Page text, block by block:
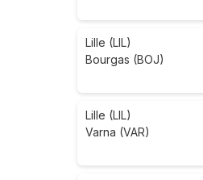
Lille (LIL)
Bourgas (BOJ)
Lille (LIL)
Varna (VAR)